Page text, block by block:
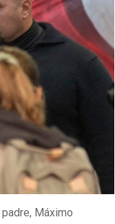
Máximo